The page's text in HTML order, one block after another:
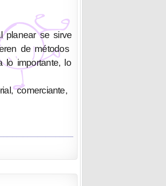
planear se sirve
de métodos
lo importante, lo
comerciante,